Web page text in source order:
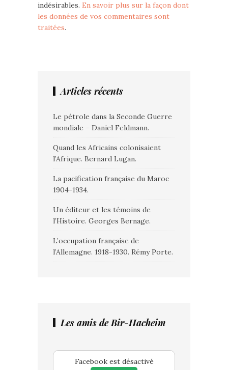
indésirables. En savoir plus sur la façon dont
les données de vos commentaires sont
traitées.
Articles récents
Le pétrole dans la Seconde Guerre
mondiale – Daniel Feldmann.
Quand les Africains colonisaient
l’Afrique. Bernard Lugan.
La pacification française du Maroc
1904-1934.
Un éditeur et les témoins de
l’Histoire. Georges Bernage.
L’occupation française de
l’Allemagne. 1918-1930. Rémy Porte.
Les amis de Bir-Hacheim
Facebook est désactivé